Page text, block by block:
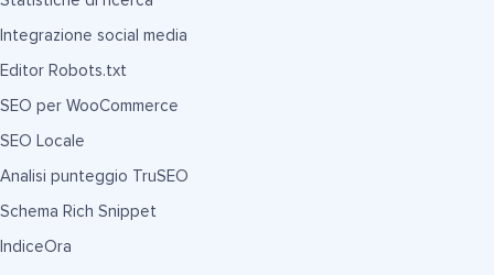
Integrazione social media
Editor Robots.txt
SEO per WooCommerce
SEO Locale
Analisi punteggio TruSEO
Schema Rich Snippet
IndiceOra